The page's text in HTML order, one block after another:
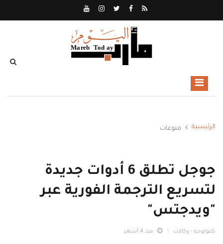
الرئيسية منوعات
جوجل تطلق 6 أدوات جديدة
لتسريع الترجمة الفورية عبر
"ويدجتس"
تكنولوجيا - وكالات منذ 4 أشهر